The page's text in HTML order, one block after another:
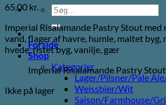
Søg
efter:
Forside
Shop
Kategorier
Lager/Pilsner/Pale
Weissbier/Wit
Saison/Farmhouse/
65,00 kr.
Imperial Risalamande Pastry Stout
vand, flager af havre, humle, maltet
hvede, ristet byg, vanilje, gær
Imperial Risalamande Pastry
Ikke på lager